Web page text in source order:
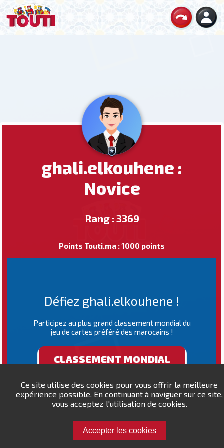
Ce site utilise des cookies pour vous offrir la meilleure
expérience possible. En continuant à naviguer sur ce site,
vous acceptez l'utilisation de cookies.
Accepter les cookies
ghali.elkouhene :
Novice
Rang : 3369
Points Touti.ma : 1000 points
Défiez ghali.elkouhene !
Participez au plus grand classement mondial du
jeu de cartes préféré des marocains !
CLASSEMENT MONDIAL